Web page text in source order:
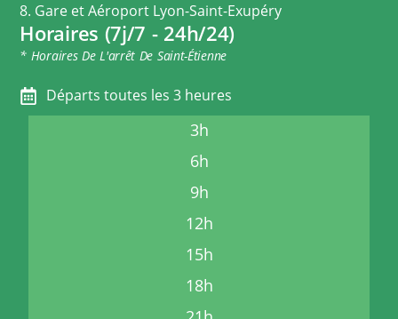
8. Gare et Aéroport Lyon-Saint-Exupéry
Horaires (7j/7 - 24h/24)
* Horaires De L'arrêt De Saint-Étienne
Départs toutes les 3 heures
3h
6h
9h
12h
15h
18h